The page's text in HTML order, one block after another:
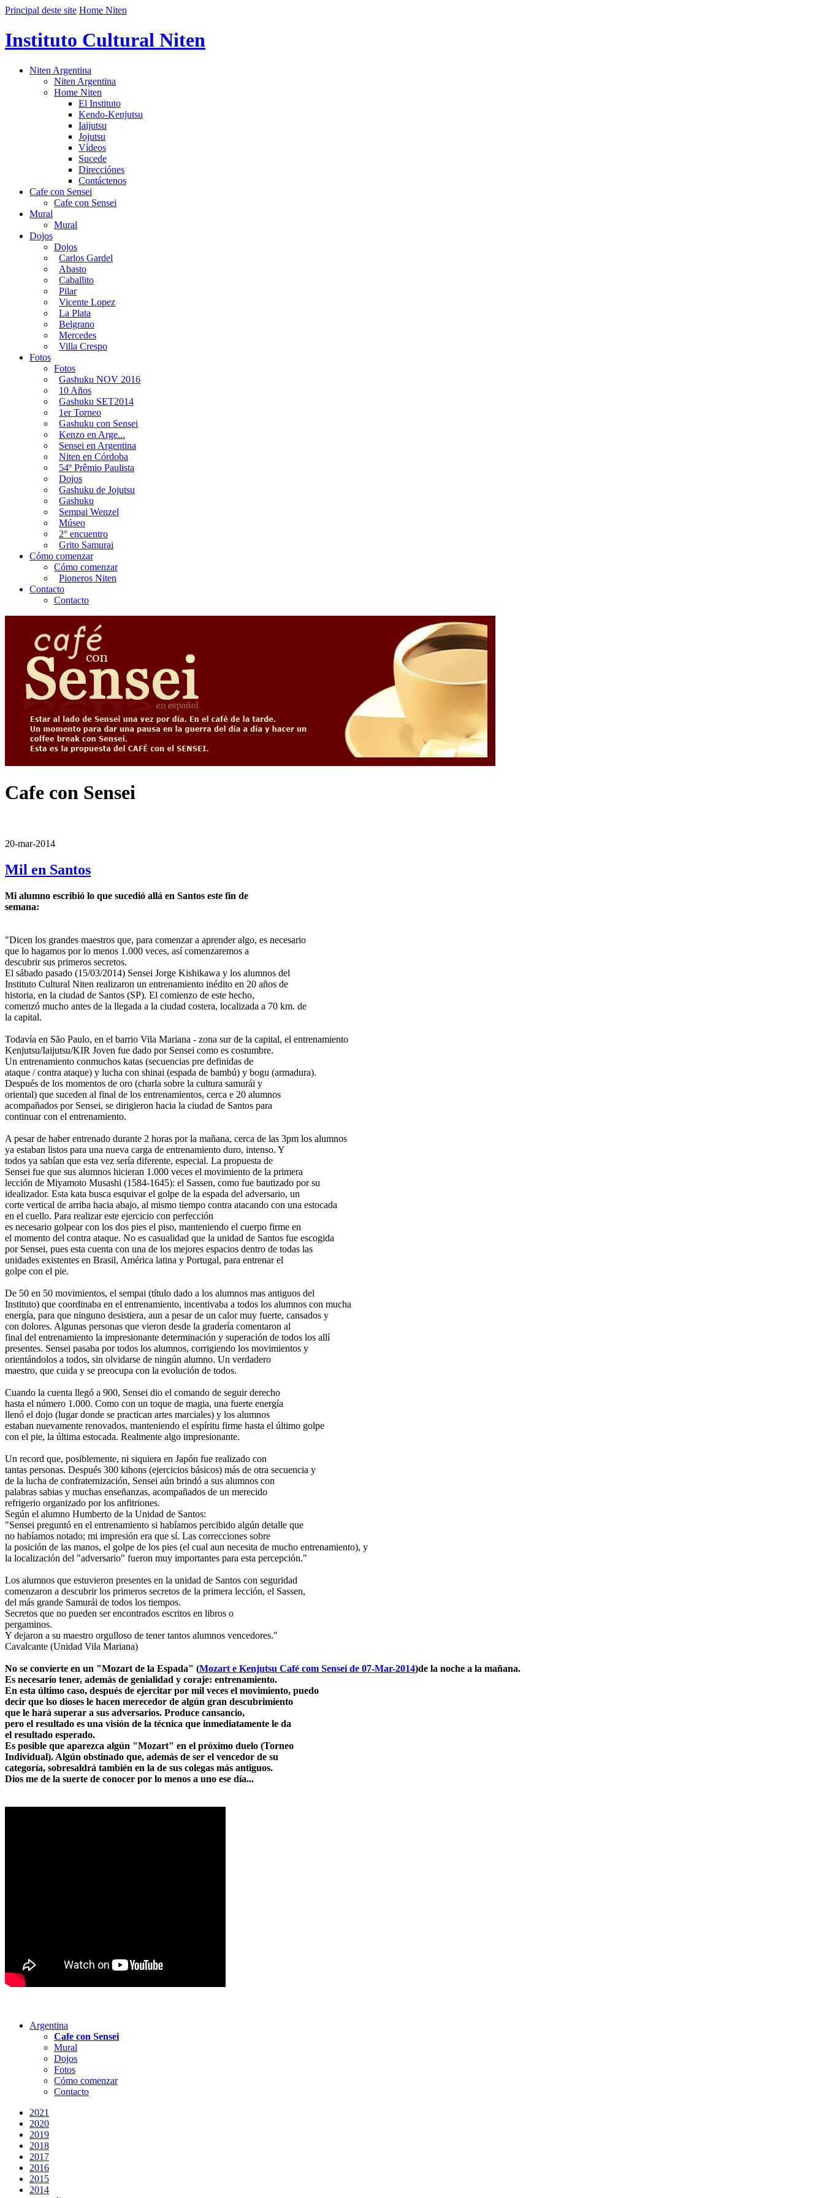
Principal deste site Home Niten
Instituto Cultural Niten
Niten Argentina
Niten Argentina
Home Niten
El Instituto
Kendo-Kenjutsu
Iaijutsu
Jojutsu
Vídeos
Sucede
Direcciónes
Contáctenos
Cafe con Sensei
Cafe con Sensei
Mural
Mural
Dojos
Dojos
Carlos Gardel
Abasto
Caballito
Pilar
Vicente Lopez
La Plata
Belgrano
Mercedes
Villa Crespo
Fotos
Fotos
Gashuku NOV 2016
10 Años
Gashuku SET2014
1er Torneo
Gashuku con Sensei
Kenzo en Arge...
Sensei en Argentina
Niten en Córdoba
54º Prêmio Paulista
Dojos
Gashuku de Jojutsu
Gashuku
Sempai Wenzel
Múseo
2° encuentro
Grito Samurai
Cómo comenzar
Cómo comenzar
Pioneros Niten
Contacto
Contacto
Cafe con Sensei
20-mar-2014
Mil en Santos
Mi alumno escribió lo que sucedió allá en Santos este fin de
semana:
"Dicen los grandes maestros que, para comenzar a aprender algo, es necesario
que lo hagamos por lo menos 1.000 veces, así comenzaremos a
descubrir sus primeros secretos.
El sábado pasado (15/03/2014) Sensei Jorge Kishikawa y los alumnos del
Instituto Cultural Niten realizaron un entrenamiento inédito en 20 años de
historia, en la ciudad de Santos (SP). El comienzo de este hecho,
comenzó mucho antes de la llegada a la ciudad costera, localizada a 70 km. de
la capital.
Todavía en São Paulo, en el barrio Vila Mariana - zona sur de la capital, el entrenamiento
Kenjutsu/Iaijutsu/KIR Joven fue dado por Sensei como es costumbre.
Un entrenamiento conmuchos katas (secuencias pre definidas de
ataque / contra ataque) y lucha con shinai (espada de bambú) y bogu (armadura).
Después de los momentos de oro (charla sobre la cultura samurái y
oriental) que suceden al final de los entrenamientos, cerca e 20 alumnos
acompañados por Sensei, se dirigieron hacia la ciudad de Santos para
continuar con el entrenamiento.
A pesar de haber entrenado durante 2 horas por la mañana, cerca de las 3pm los alumnos
ya estaban listos para una nueva carga de entrenamiento duro, intenso. Y
todos ya sabían que esta vez sería diferente, especial. La propuesta de
Sensei fue que sus alumnos hicieran 1.000 veces el movimiento de la primera
lección de Miyamoto Musashi (1584-1645): el Sassen, como fue bautizado por su
idealizador. Esta kata busca esquivar el golpe de la espada del adversario, un
corte vertical de arriba hacia abajo, al mismo tiempo contra atacando con una estocada
en el cuello. Para realizar este ejercicio con perfección
es necesario golpear con los dos pies el piso, manteniendo el cuerpo firme en
el momento del contra ataque. No es casualidad que la unidad de Santos fue escogida
por Sensei, pues esta cuenta con una de los mejores espacios dentro de todas las
unidades existentes en Brasil, América latina y Portugal, para entrenar el
golpe con el pie.
De 50 en 50 movimientos, el sempai (título dado a los alumnos mas antiguos del
Instituto) que coordinaba en el entrenamiento, incentivaba a todos los alumnos con mucha
energía, para que ninguno desistiera, aun a pesar de un calor muy fuerte, cansados y
con dolores. Algunas personas que vieron desde la gradería comentaron al
final del entrenamiento la impresionante determinación y superación de todos los allí
presentes. Sensei pasaba por todos los alumnos, corrigiendo los movimientos y
orientándolos a todos, sin olvidarse de ningún alumno. Un verdadero
maestro, que cuida y se preocupa con la evolución de todos.
Cuando la cuenta llegó a 900, Sensei dio el comando de seguir derecho
hasta el número 1.000. Como con un toque de magia, una fuerte energía
llenó el dojo (lugar donde se practican artes marciales) y los alumnos
estaban nuevamente renovados, manteniendo el espíritu firme hasta el último golpe
con el pie, la última estocada. Realmente algo impresionante.
Un record que, posiblemente, ni siquiera en Japón fue realizado con
tantas personas. Después 300 kihons (ejercicios básicos) más de otra secuencia y
de la lucha de confraternización, Sensei aún brindó a sus alumnos con
palabras sabias y muchas enseñanzas, acompañados de un merecido
refrigerio organizado por los anfitriones.
Según el alumno Humberto de la Unidad de Santos:
"Sensei preguntó en el entrenamiento si habíamos percibido algún detalle que
no habíamos notado; mi impresión era que sí. Las correcciones sobre
la posición de las manos, el golpe de los pies (el cual aun necesita de mucho entrenamiento), y
la localización del "adversario" fueron muy importantes para esta percepción."
Los alumnos que estuvieron presentes en la unidad de Santos con seguridad
comenzaron a descubrir los primeros secretos de la primera lección, el Sassen,
del más grande Samurái de todos los tiempos.
Secretos que no pueden ser encontrados escritos en libros o
pergaminos.
Y dejaron a su maestro orgulloso de tener tantos alumnos vencedores."
Cavalcante (Unidad Vila Mariana)
No se convierte en un "Mozart de la Espada" (Mozart e Kenjutsu Café com Sensei de 07-Mar-2014)de la noche a la mañana.
Es necesario tener, además de genialidad y coraje: entrenamiento.
En esta último caso, después de ejercitar por mil veces el movimiento, puedo
decir que lso dioses le hacen merecedor de algún gran descubrimiento
que le hará superar a sus adversarios. Produce cansancio,
pero el resultado es una visión de la técnica que inmediatamente le da
el resultado esperado.
Es posible que aparezca algún "Mozart" en el próximo duelo (Torneo
Individual). Algún obstinado que, además de ser el vencedor de su
categoría, sobresaldrá también en la de sus colegas más antiguos.
Dios me de la suerte de conocer por lo menos a uno ese día...
Argentina
Cafe con Sensei
Mural
Dojos
Fotos
Cómo comenzar
Contacto
2021
2020
2019
2018
2017
2016
2015
2014